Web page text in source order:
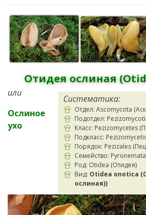
Отидея ослиная
Систематика:
Отдел: Ascomycota
Подотдел:
Класс: Pezizomycetes
Подкласс:
Порядок: Pezizales
Семейство:
Род: Otidea (Отидея)
Вид: Otidea onotica
ослиная))
или
Ослиное
ухо